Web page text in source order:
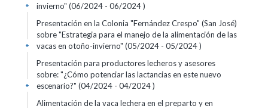
invierno" (06/2024 - 06/2024 )
+
Presentación en la Colonia "Fernández Crespo" (San José)
sobre "Estrategia para el manejo de la alimentación de las
vacas en otoño-invierno" (05/2024 - 05/2024 )
+
Presentación para productores lecheros y asesores
sobre: "¿Cómo potenciar las lactancias en este nuevo
escenario?" (04/2024 - 04/2024 )
+
Alimentación de la vaca lechera en el preparto y en